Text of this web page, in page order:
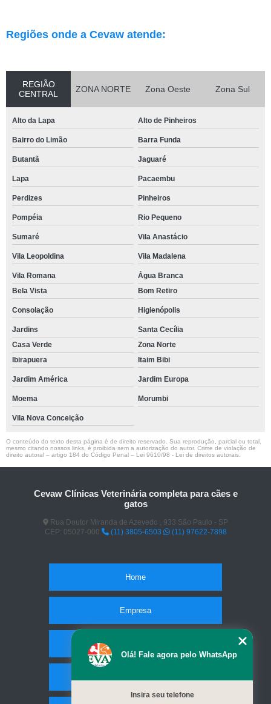
Regiões onde a Cevaw atende:
REGIÃO
CENTRAL
ZONA NORTE Zona Oeste Zona Sul
Alto da Lapa Alto de Pinheiros
Bairro do Limão Barra Funda
Butantã Jaguaré
Lapa Pacaembu
Perdizes Pinheiros
Pompéia Rio Pequeno
Sumaré Vila Anastácio
Vila Leopoldina Vila Madalena
Vila Romana
Água Branca
Bela Vista
Bom Retiro
Consolação Higienópolis
Jardins
Santa Cecília
Casa Verde
Zona Norte
Ibirapuera
Itaim Bibi
Jardim América Jardim Europa
Moema Morumbi
Vila Nova Conceição
O conteúdo do texto desta página é de direito reservado. Sua reprodução, parcial ou total,
mesmo citando nossos links, é proibida sem a autorização do autor. Crime de violação de
direito autoral – artigo 184 do Código Penal – Lei 9610/98 - Lei de direitos autorais
Cevaw Clínicas Veterinária completa para cães e
gatos
Rua Doutor Miranda de Azevedo , 933 São Paulo - SP
CEP: 05027-000
(11) 3805-6503 (11) 97622-7898
Home
Empresa
Olá! Fale agora pelo WhatsApp
Insira seu telefone